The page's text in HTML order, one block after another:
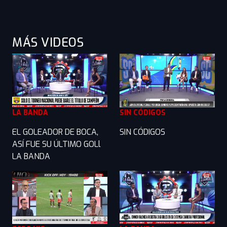
MÁS VIDEOS
LA BANDA
EL GOLEADOR DE BOCA,
ASÍ FUE SU ÚLTIMO GOLl
LA BANDA
SIN CÓDIGOS
SIN CÓDIGOS